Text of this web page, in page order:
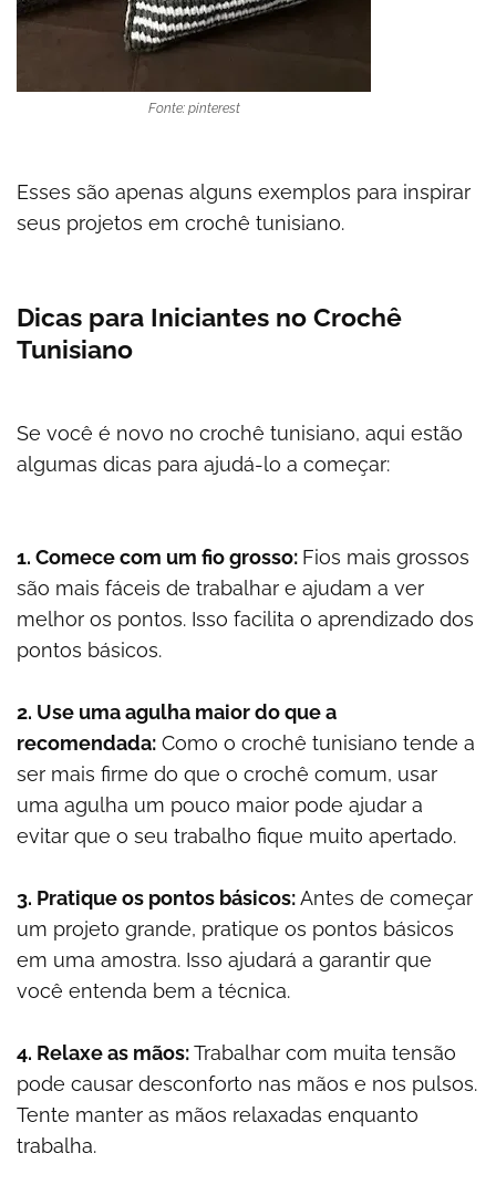
Fonte: pinterest
Esses são apenas alguns exemplos para inspirar
seus projetos em crochê tunisiano.
Dicas para Iniciantes no Crochê
Tunisiano
Se você é novo no crochê tunisiano, aqui estão
algumas dicas para ajudá-lo a começar:
1. Comece com um fio grosso: Fios mais grossos
são mais fáceis de trabalhar e ajudam a ver
melhor os pontos. Isso facilita o aprendizado dos
pontos básicos.
2. Use uma agulha maior do que a
recomendada: Como o crochê tunisiano tende a
ser mais firme do que o crochê comum, usar
uma agulha um pouco maior pode ajudar a
evitar que o seu trabalho fique muito apertado.
3. Pratique os pontos básicos:Antes de começar
um projeto grande, pratique os pontos básicos
em uma amostra. Isso ajudará a garantir que
você entenda bem a técnica.
4. Relaxe as mãos:Trabalhar com muita tensão
pode causar desconforto nas mãos e nos pulsos.
Tente manter as mãos relaxadas enquanto
trabalha.